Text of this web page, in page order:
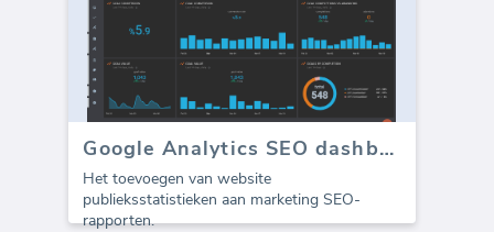
Google Analytics SEO dashboard - Publiek
Het toevoegen van website
publieksstatistieken aan marketing SEO-
rapporten.